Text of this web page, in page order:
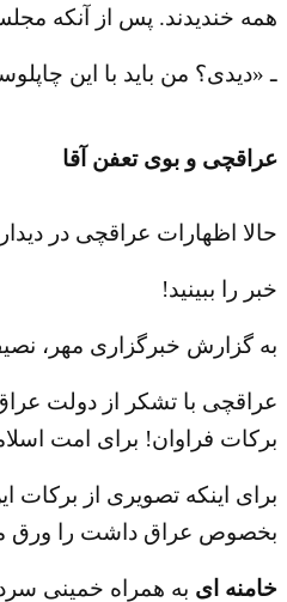
همه خندیدند. پس از آنکه
ـ «دیدی؟ من باید با این
عراقچی و بوی تعفن آقا
حالا اظهارات عراقچی در دیدار
خبر را ببینید!
به گزارش خبرگزاری مهر،
عراقچی با تشکر از دولت
برکات فراوان! برای امت
برای اینکه تصویری از برکات
بخصوص عراق داشت را ورق
خامنه ای